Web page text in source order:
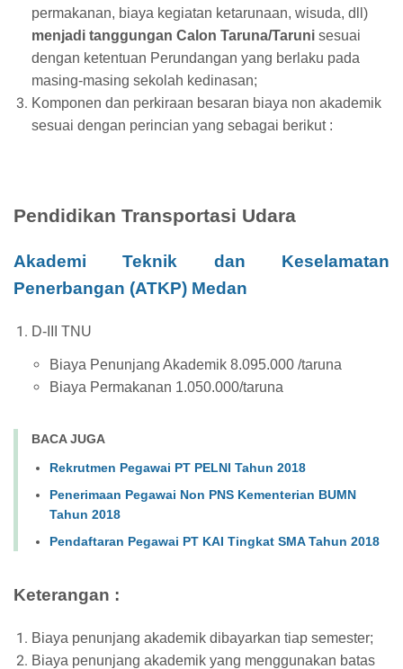
permakanan, biaya kegiatan ketarunaan, wisuda, dll)
menjadi tanggungan Calon Taruna/Taruni sesuai
dengan ketentuan Perundangan yang berlaku pada
masing-masing sekolah kedinasan;
Komponen dan perkiraan besaran biaya non akademik
sesuai dengan perincian yang sebagai berikut :
Pendidikan Transportasi Udara
Akademi Teknik dan Keselamatan
Penerbangan (ATKP) Medan
D-III TNU
Biaya Penunjang Akademik 8.095.000 /taruna
Biaya Permakanan 1.050.000/taruna
BACA JUGA
Rekrutmen Pegawai PT PELNI Tahun 2018
Penerimaan Pegawai Non PNS Kementerian BUMN
Tahun 2018
Pendaftaran Pegawai PT KAI Tingkat SMA Tahun 2018
Keterangan :
Biaya penunjang akademik dibayarkan tiap semester;
Biaya penunjang akademik yang menggunakan batas